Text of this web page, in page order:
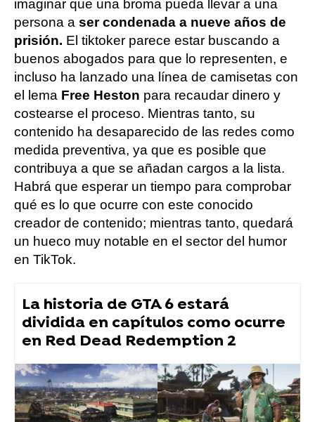
imaginar que una broma pueda llevar a una
persona a ser condenada a nueve años de
prisión. El tiktoker parece estar buscando a
buenos abogados para que lo representen, e
incluso ha lanzado una línea de camisetas con
el lema Free Heston para recaudar dinero y
costearse el proceso. Mientras tanto, su
contenido ha desaparecido de las redes como
medida preventiva, ya que es posible que
contribuya a que se añadan cargos a la lista.
Habrá que esperar un tiempo para comprobar
qué es lo que ocurre con este conocido
creador de contenido; mientras tanto, quedará
un hueco muy notable en el sector del humor
en TikTok.
La historia de GTA 6 estará
dividida en capítulos como ocurre
en Red Dead Redemption 2
tiktok